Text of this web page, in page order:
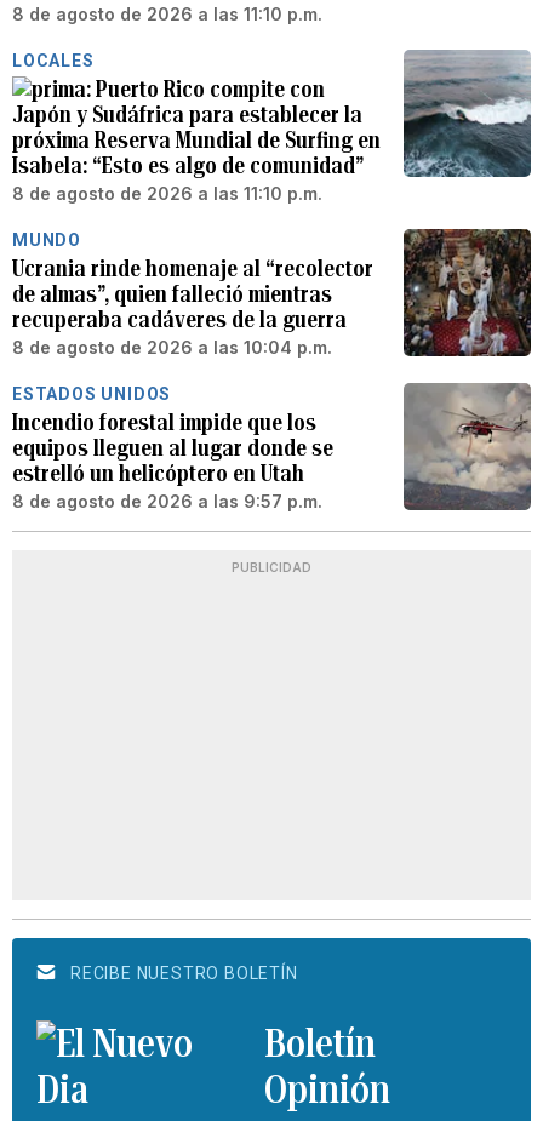
8 de agosto de 2026 a las 11:10 p.m.
LOCALES
Puerto Rico compite con
Japón y Sudáfrica para establecer la
próxima Reserva Mundial de Surfing en
Isabela: “Esto es algo de comunidad”
8 de agosto de 2026 a las 11:10 p.m.
MUNDO
Ucrania rinde homenaje al “recolector
de almas”, quien falleció mientras
recuperaba cadáveres de la guerra
8 de agosto de 2026 a las 10:04 p.m.
ESTADOS UNIDOS
Incendio forestal impide que los
equipos lleguen al lugar donde se
estrelló un helicóptero en Utah
8 de agosto de 2026 a las 9:57 p.m.
PUBLICIDAD
RECIBE NUESTRO BOLETÍN
Boletín
Opinión